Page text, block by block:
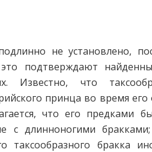
не установлено,
это подтверждают
Известно, что
принца во время
что его предками
с длинноногими
таксообразного бракка